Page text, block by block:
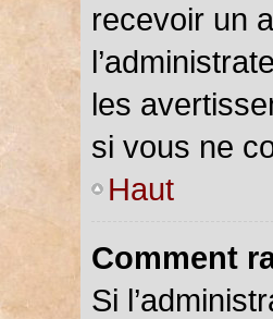
recevoir un
les
si vous ne
Haut
Comment
Si